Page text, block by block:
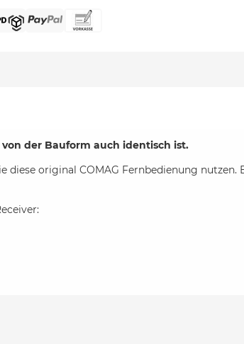
der Bauform auch identisch ist.
original COMAG Fernbedienung nutzen.